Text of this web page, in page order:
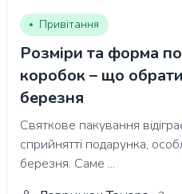
Привітання
Розміри та форма
коробок – що
березня
Святкове пакування
сприйнятті подарунка,
березня. Саме ...